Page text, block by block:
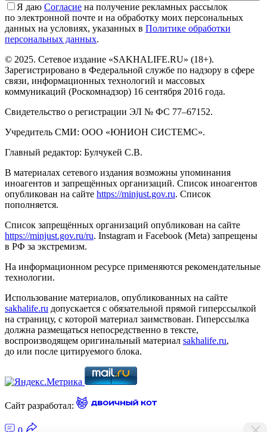
Я даю Cогласие на получение рекламных рассылок
по электронной почте и на обработку моих персональных
данных на условиях, указанных в Политике обработки
персональных данных.
© 2025. Сетевое издание «SAKHALIFE.RU» (18+).
Зарегистрировано в Федеральной службе по надзору в сфере
связи, информационных технологий и массовых
коммуникаций (Роскомнадзор) 16 сентября 2016 года.
Свидетельство о регистрации ЭЛ № ФС 77–67152.
Учредитель СМИ: ООО «ЮНИОН СИСТЕМС».
Главный редактор: Булчукей С.В.
В материалах сетевого издания возможны упоминания
иноагентов и запрещённых организаций. Список иноагентов
опубликован на сайте https://minjust.gov.ru. Список
пополняется.
Список запрещённых организаций опубликован на сайте
https://minjust.gov.ru/ru. Instagram и Facebook (Metа) запрещены
в РФ за экстремизм.
На информационном ресурсе применяются рекомендательные
технологии.
Использование материалов, опубликованных на сайте
sakhalife.ru допускается с обязательной прямой гиперссылкой
на страницу, с которой материал заимствован. Гиперссылка
должна размещаться непосредственно в тексте,
воспроизводящем оригинальный материал sakhalife.ru,
до или после цитируемого блока.
Сайт разработал: